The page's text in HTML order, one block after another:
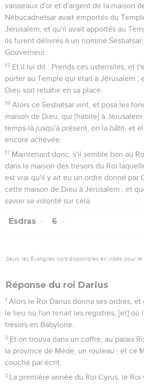
vaisseaux d'or et d'argent de la maison
Nébucadnetsar avait emportés du
Jérusalem, et qu'il avait apportés au
ils furent délivrés à un nommé
Gouverneur.
15 Et il lui dit : Prends ces ustensiles, et
porter au Temple qui était à Jérusalem ;
Dieu soit rebâtie en sa place.
16 Alors ce Sesbatsar vint, et posa les
maison de Dieu, qui [habite] à
temps-là jusqu'à présent, on la bâtit, et
encore achevée.
17 Maintenant donc, s'il semble bon au
dans la maison des trésors du Roi
est vrai qu'il y ait eu un ordre donné par
cette maison de Dieu à Jérusalem ; et
savoir sa volonté sur cela.
Esdras 6
Seuls les Évangiles sont disponibles en vidéo pour le
Réponse du roi Darius
1 Alors le Roi Darius donna ses ordres,
le lieu où l'on tenait les registres, [et] où
trésors en Babylone.
2 Et on trouva dans un coffre, au palais
la province de Mède, un rouleau ; et ce
couché par écrit.
3 La première année du Roi Cyrus, le Roi